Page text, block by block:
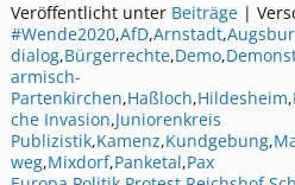
Veröffentlicht unter Beiträge|
#Wende2020,AfD,Arnstadt,
dialog,Bürgerrechte,Demo,
armisch-
Partenkirchen,Haßloch,Hildesheim,
che Invasion,Juniorenkreis
Publizistik,Kamenz,Kundgebung,
weg,Mixdorf,Panketal,Pax